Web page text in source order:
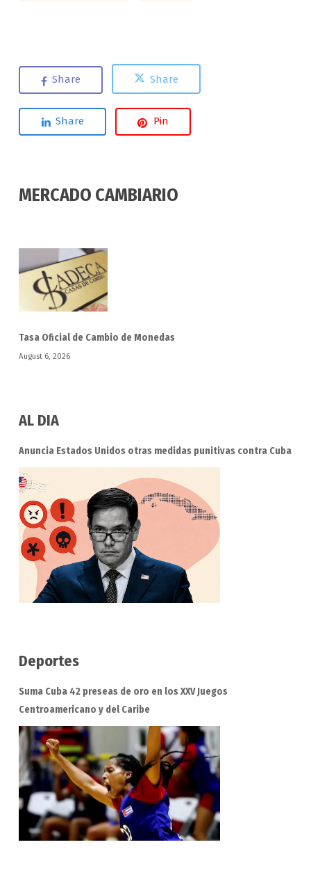
Share Share
Share Pin
MERCADO CAMBIARIO
Tasa Oficial de Cambio de Monedas
August 6, 2026
AL DIA
Anuncia Estados Unidos otras medidas punitivas contra Cuba
Deportes
Suma Cuba 42 preseas de oro en los XXV Juegos
Centroamericano y del Caribe